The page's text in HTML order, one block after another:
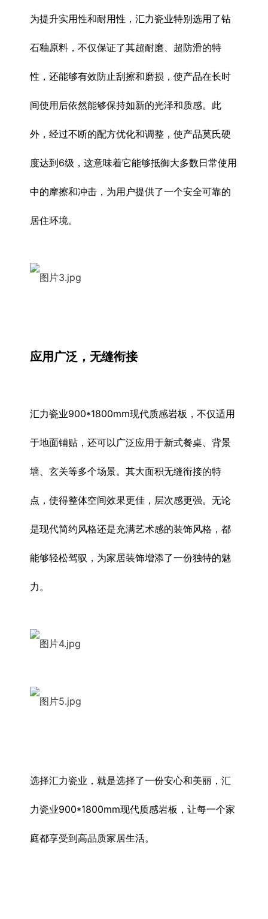
为提升实用性和耐用性，汇力瓷业特别选用了钻
石釉原料，不仅保证了其超耐磨、超防滑的特
性，还能够有效防止刮擦和磨损，使产品在长时
间使用后依然能够保持如新的光泽和质感。此
外，经过不断的配方优化和调整，使产品莫氏硬
度达到6级，这意味着它能够抵御大多数日常使用
中的摩擦和冲击，为用户提供了一个安全可靠的
居住环境。
应用广泛，无缝衔接
汇力瓷业900*1800mm现代质感岩板，不仅适用
于地面铺贴，还可以广泛应用于新式餐桌、背景
墙、玄关等多个场景。其大面积无缝衔接的特
点，使得整体空间效果更佳，层次感更强。无论
是现代简约风格还是充满艺术感的装饰风格，都
能够轻松驾驭，为家居装饰增添了一份独特的魅
力。
选择汇力瓷业，就是选择了一份安心和美丽，汇
力瓷业900*1800mm现代质感岩板，让每一个家
庭都享受到高品质家居生活。